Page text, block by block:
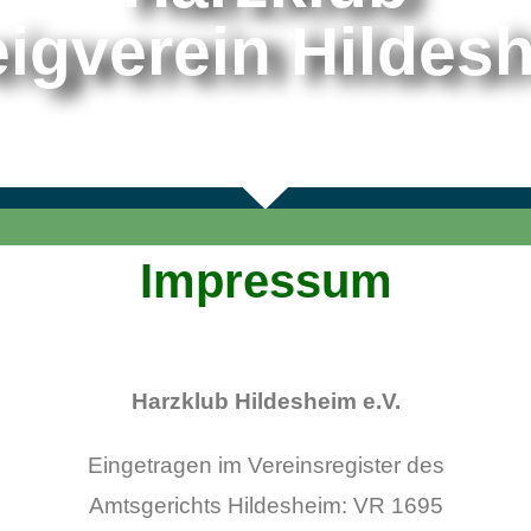
Impressum
Harzklub Hildesheim e.V.
Eingetragen im Vereinsregister des
Amtsgerichts Hildesheim: VR 1695